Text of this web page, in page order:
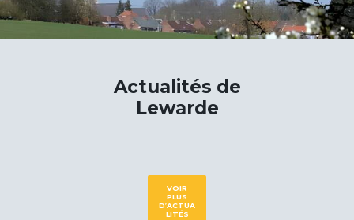
Actualités de
Lewarde
VOIR
PLUS
D’ACTUA
LITÉS